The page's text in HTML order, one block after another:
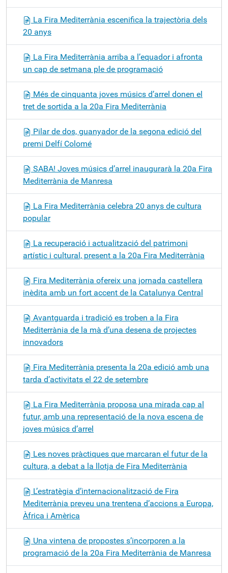
La Fira Mediterrània escenifica la trajectòria dels
20 anys
La Fira Mediterrània arriba a l’equador i afronta
un cap de setmana ple de programació
Més de cinquanta joves músics d’arrel donen el
tret de sortida a la 20a Fira Mediterrània
Pilar de dos, guanyador de la segona edició del
premi Delfí Colomé
SABA! Joves músics d’arrel inaugurarà la 20a Fira
Mediterrània de Manresa
La Fira Mediterrània celebra 20 anys de cultura
popular
La recuperació i actualització del patrimoni
artístic i cultural, present a la 20a Fira Mediterrània
Fira Mediterrània ofereix una jornada castellera
inèdita amb un fort accent de la Catalunya Central
Avantguarda i tradició es troben a la Fira
Mediterrània de la mà d’una desena de projectes
innovadors
Fira Mediterrània presenta la 20a edició amb una
tarda d’activitats el 22 de setembre
La Fira Mediterrània proposa una mirada cap al
futur, amb una representació de la nova escena de
joves músics d’arrel
Les noves pràctiques que marcaran el futur de la
cultura, a debat a la llotja de Fira Mediterrània
L’estratègia d’internacionalització de Fira
Mediterrània preveu una trentena d’accions a Europa,
Àfrica i Amèrica
Una vintena de propostes s’incorporen a la
programació de la 20a Fira Mediterrània de Manresa